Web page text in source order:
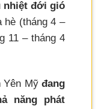
nhiệt đới gió
(tháng 4 –
11 – tháng 4
Yên Mỹđang
năng phát